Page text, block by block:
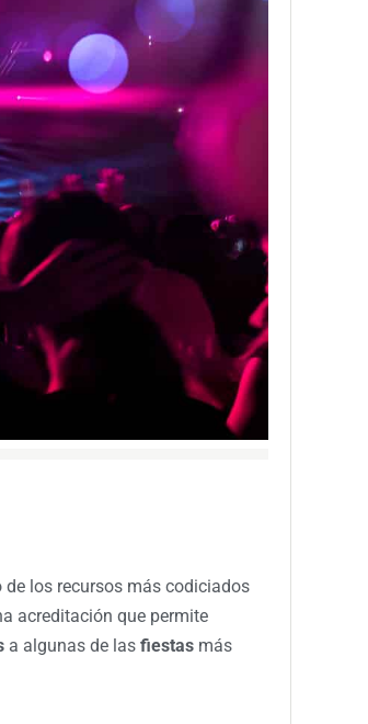
de los recursos más codiciados
acreditación que permite
a algunas de las fiestas más